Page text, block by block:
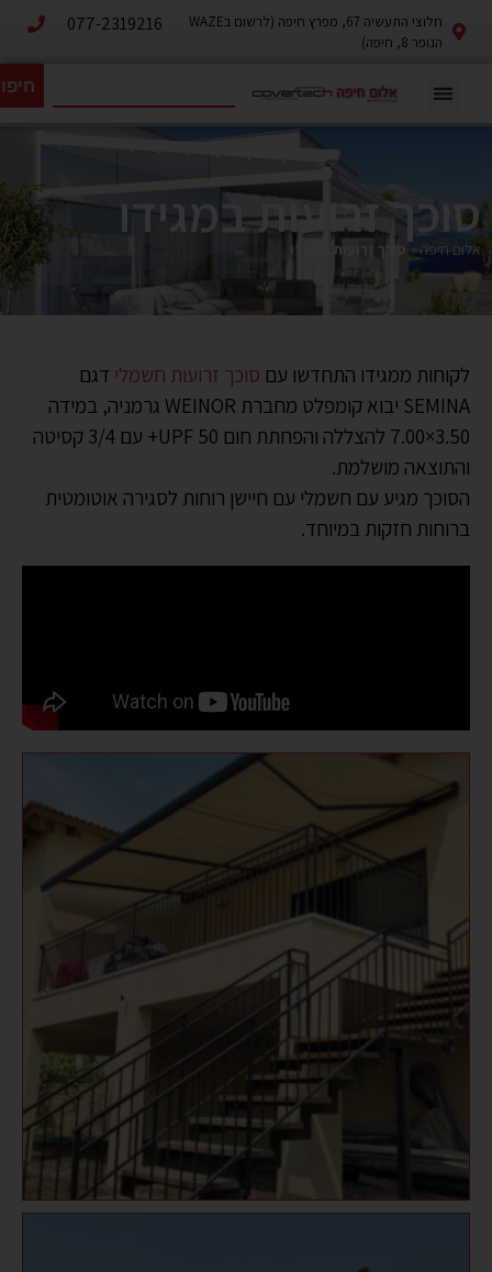
חלוצי התעשיה 67, מפרץ חיפה (לרשום בWAZE
הנופר 8, חיפה)
077-2319216
סוכך זרועות במגידו
אלום חיפה» סוכך זרועות במגידו
לקוחות ממגידו התחדשו עם סוכך זרועות חשמלי דגם
SEMINA יבוא קומפלט מחברת WEINOR גרמניה, במידה
3.50×7.00 להצללה והפחתת חום UPF 50+ עם 3/4 קסיטה
והתוצאה מושלמת.
הסוכך מגיע עם חשמלי עם חיישן רוחות לסגירה אוטומטית
ברוחות חזקות במיוחד.